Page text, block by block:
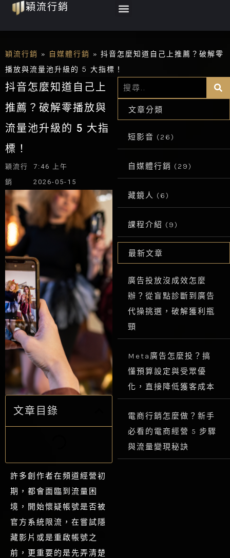
要
內
容
穎流行銷 Menu
穎流行銷 » 自媒體行銷 » 抖音怎麼知道自己上推薦？破解零
播放與流量池升級的 5 大指標！
抖音怎麼知道自己上
推薦？破解零播放與
流量池升級的 5 大指
標！
穎流行
銷
7:46 上午
2026-05-15
文章目錄
許多創作者在頻道經營初
期，都會面臨到流量困
境，開始懷疑帳號是否被
官方系統限流，在嘗試隱
藏影片或是重啟帳號之
前，更重要的是先弄清楚
文章分類
短影音 (26)
自媒體行銷 (29)
藏鏡人 (6)
課程介紹 (9)
最新文章
廣告投放沒成效怎麼
辦？從盲點診斷到廣告
代操挑選，破解獲利瓶
頸
Meta廣告怎麼投？搞
懂預算設定與受眾優
化，直接降低獲客成本
電商行銷怎麼做？新手
必看的電商經營 5 步驟
與流量變現秘訣